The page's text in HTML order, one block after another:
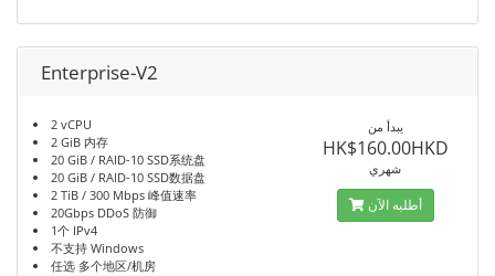
Enterprise-V2
2 vCPU
2 GiB 内存
20 GiB / RAID-10 SSD系统盘
20 GiB / RAID-10 SSD数据盘
2 TiB / 300 Mbps 峰值速率
20Gbps DDoS 防御
1个 IPv4
不支持 Windows
任选 多个地区/机房
يبدأ من
HK$160.00HKD
شهري
أطلبه الآن